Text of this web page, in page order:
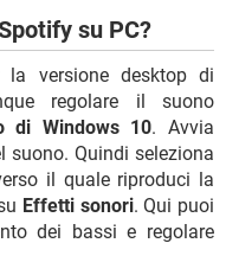
su PC?
la versione desktop di
regolare il suono
di Windows 10. Avvia
Quindi seleziona
il quale riproduci la
Effetti sonori. Qui puoi
dei bassi e regolare